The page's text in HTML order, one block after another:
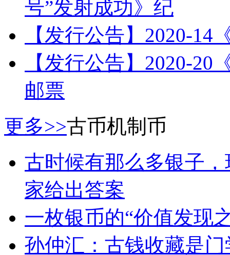
号”发射成功》纪
【发行公告】2020-14
【发行公告】2020-
邮票
更多>>古币机制币
古时候有那么多银子
家给出答案
一枚银币的“价值发现
孙仲汇：古钱收藏是